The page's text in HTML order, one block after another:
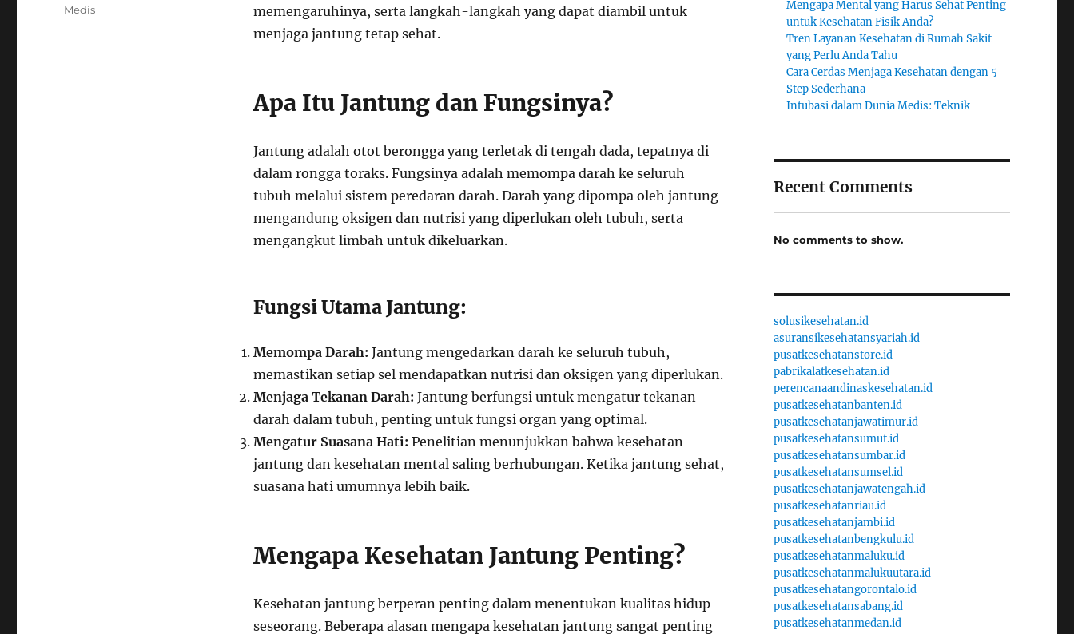
memengaruhinya, serta langkah-langkah yang dapat diambil untuk
menjaga jantung tetap sehat.
Apa Itu Jantung dan Fungsinya?
Jantung adalah otot berongga yang terletak di tengah dada, tepatnya di
dalam rongga toraks. Fungsinya adalah memompa darah ke seluruh
tubuh melalui sistem peredaran darah. Darah yang dipompa oleh jantung
mengandung oksigen dan nutrisi yang diperlukan oleh tubuh, serta
mengangkut limbah untuk dikeluarkan.
Fungsi Utama Jantung:
Memompa Darah: Jantung mengedarkan darah ke seluruh tubuh,
memastikan setiap sel mendapatkan nutrisi dan oksigen yang diperlukan.
Menjaga Tekanan Darah: Jantung berfungsi untuk mengatur tekanan
darah dalam tubuh, penting untuk fungsi organ yang optimal.
Mengatur Suasana Hati: Penelitian menunjukkan bahwa kesehatan
jantung dan kesehatan mental saling berhubungan. Ketika jantung sehat,
suasana hati umumnya lebih baik.
Mengapa Kesehatan Jantung Penting?
Kesehatan jantung berperan penting dalam menentukan kualitas hidup
seseorang. Beberapa alasan mengapa kesehatan jantung sangat penting
Categories
Medis
Mengapa Mental yang Harus Sehat Penting
untuk Kesehatan Fisik Anda?
Tren Layanan Kesehatan di Rumah Sakit
yang Perlu Anda Tahu
Cara Cerdas Menjaga Kesehatan dengan 5
Step Sederhana
Intubasi dalam Dunia Medis: Teknik
Recent Comments
No comments to show.
solusikesehatan.id
asuransikesehatansyariah.id
pusatkesehatanstore.id
pabrikalatkesehatan.id
perencanaandinaskesehatan.id
pusatkesehatanbanten.id
pusatkesehatanjawatimur.id
pusatkesehatansumut.id
pusatkesehatansumbar.id
pusatkesehatansumsel.id
pusatkesehatanjawatengah.id
pusatkesehatanriau.id
pusatkesehatanjambi.id
pusatkesehatanbengkulu.id
pusatkesehatanmaluku.id
pusatkesehatanmalukuutara.id
pusatkesehatangorontalo.id
pusatkesehatansabang.id
pusatkesehatanmedan.id